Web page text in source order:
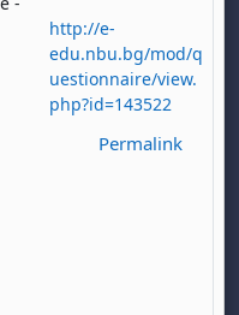
http://e-
edu.nbu.bg/mod/q
uestionnaire/view.
php?id=143522
Permalink